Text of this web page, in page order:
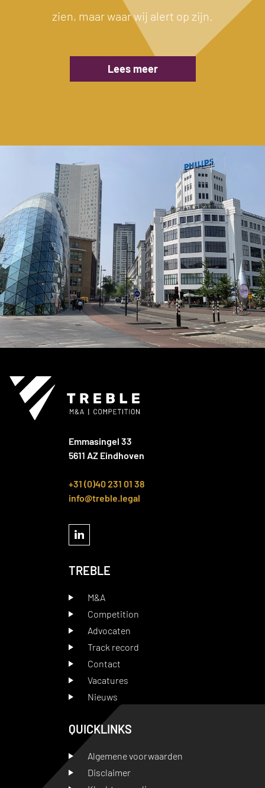
zien, maar waar wij alert op zijn.
Lees meer
Emmasingel 33
5611 AZ Eindhoven
+31 (0)40 231 01 38
info@treble.legal
TREBLE
M&A
Competition
Advocaten
Track record
Contact
Vacatures
Nieuws
QUICKLINKS
Algemene voorwaarden
Disclaimer